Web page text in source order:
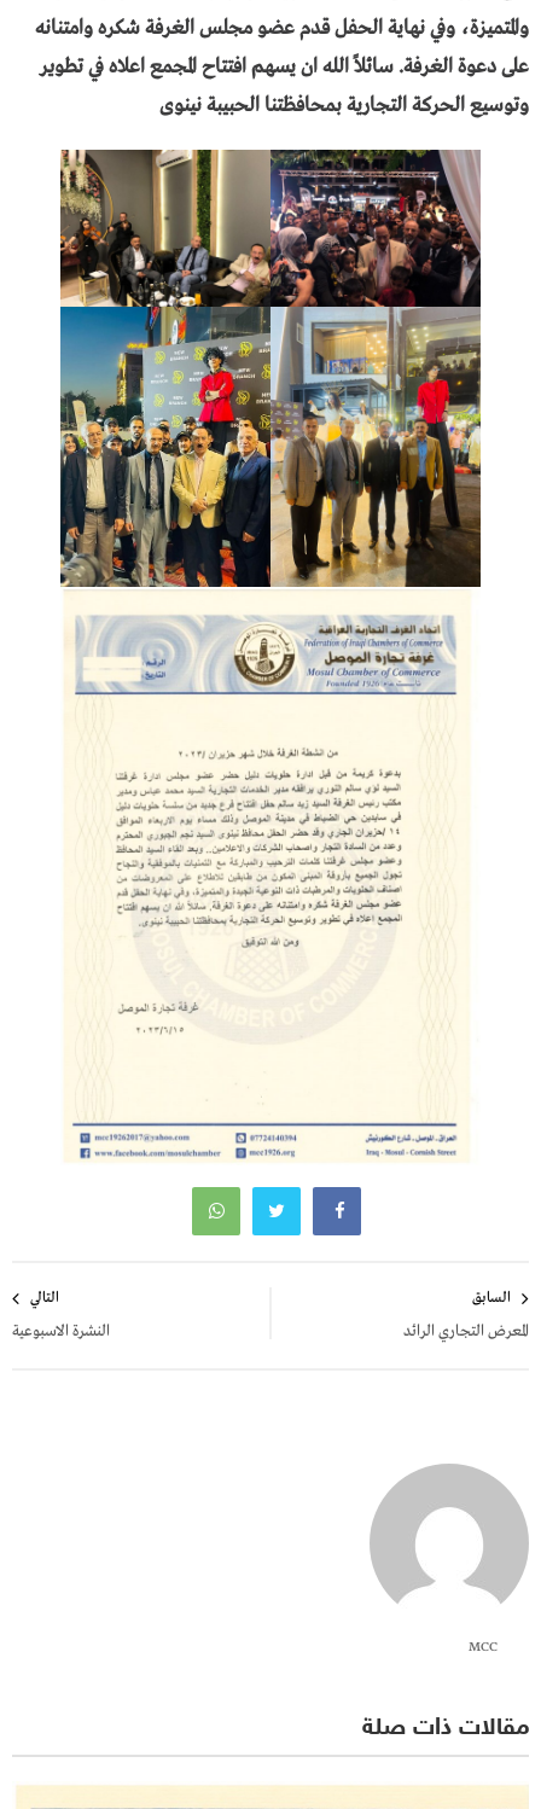
والمتميزة، وفي نهاية الحفل قدم عضو مجلس الغرفة شكره وامتنانه
على دعوة الغرفة. سائلاً الله ان يسهم افتتاح المجمع اعلاه في تطوير
وتوسيع الحركة التجارية بمحافظتنا الحبيبة نينوى
المقالات
السابق
المعرض التجاري الرائد
التالي
النشرة الاسبوعية
MCC
مقالات ذات صلة